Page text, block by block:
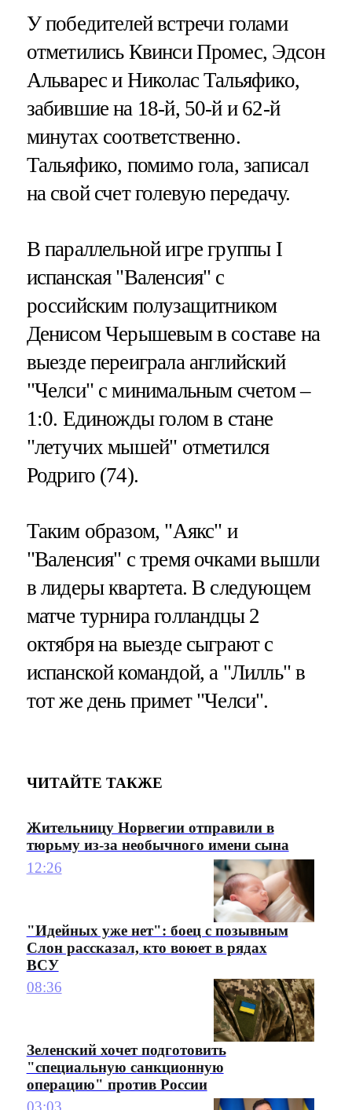
У победителей встречи голами
отметились Квинси Промес, Эдсон
Альварес и Николас Тальяфико,
забившие на 18-й, 50-й и 62-й
минутах соответственно.
Тальяфико, помимо гола, записал
на свой счет голевую передачу.
В параллельной игре группы I
испанская "Валенсия" с
российским полузащитником
Денисом Черышевым в составе на
выезде переиграла английский
"Челси" с минимальным счетом –
1:0. Единожды голом в стане
"летучих мышей" отметился
Родриго (74).
Таким образом, "Аякс" и
"Валенсия" с тремя очками вышли
в лидеры квартета. В следующем
матче турнира голландцы 2
октября на выезде сыграют с
испанской командой, а "Лилль" в
тот же день примет "Челси".
ЧИТАЙТЕ ТАКЖЕ
Жительницу Норвегии отправили в
тюрьму из-за необычного имени сына
12:26
"Идейных уже нет": боец с позывным
Слон рассказал, кто воюет в рядах
ВСУ
08:36
Зеленский хочет подготовить
"специальную санкционную
операцию" против России